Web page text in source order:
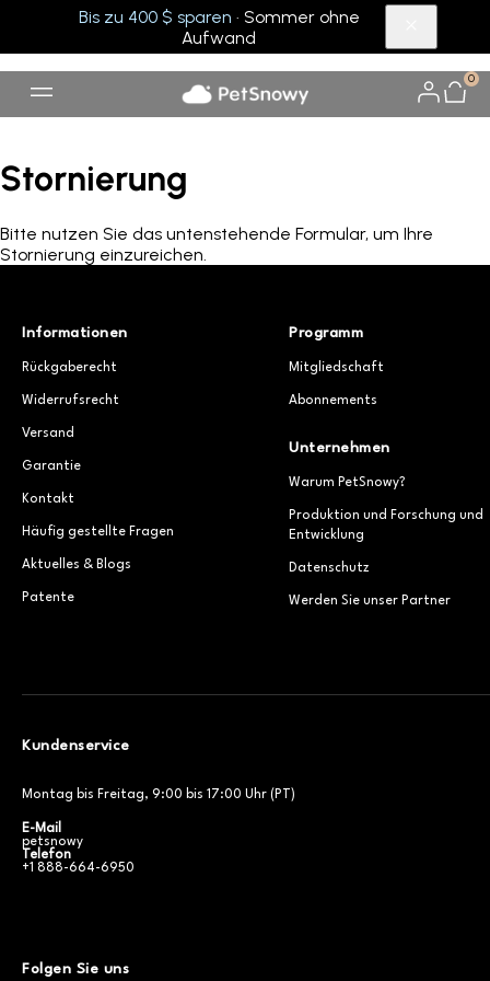
Bis zu 400 $ sparen · Sommer ohne
Aufwand
0
Stornierung
Bitte nutzen Sie das untenstehende Formular, um Ihre
Stornierung einzureichen.
Informationen
Rückgaberecht
Widerrufsrecht
Versand
Garantie
Kontakt
Häufig gestellte Fragen
Aktuelles & Blogs
Patente
Programm
Mitgliedschaft
Abonnements
Unternehmen
Warum PetSnowy?
Produktion und Forschung und
Entwicklung
Datenschutz
Werden Sie unser Partner
Kundenservice
Montag bis Freitag, 9:00 bis 17:00 Uhr (PT)
E-Mail
petsnowy
Telefon
+1 888-664-6950
Folgen Sie uns